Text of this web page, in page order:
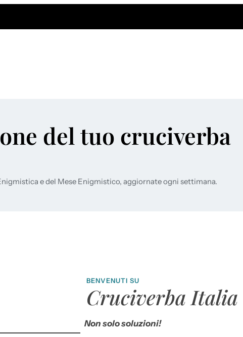
del tuo cruciverba
e del Mese Enigmistico, aggiornate ogni settimana.
BENVENUTI SU
Cruciverba Italia
Non solo soluzioni!